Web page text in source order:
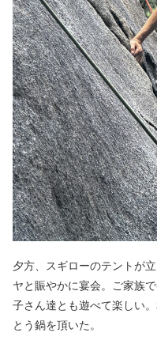
夕方、スギローのテントが
ヤと賑やかに宴会。ご家族
子さん達とも遊べて楽しい
とう鍋を頂いた。